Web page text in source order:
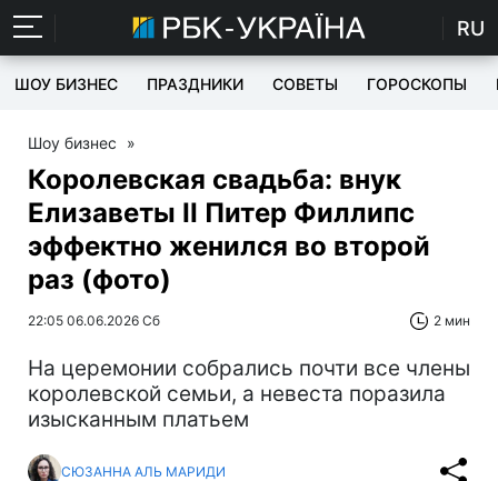
RU
ШОУ БИЗНЕС ПРАЗДНИКИ СОВЕТЫ ГОРОСКОПЫ
Шоу бизнес »
Королевская свадьба: внук
Елизаветы II Питер Филлипс
эффектно женился во второй
раз (фото)
22:05 06.06.2026 Сб 2 мин
На церемонии собрались почти все члены
королевской семьи, а невеста поразила
изысканным платьем
СЮЗАННА АЛЬ МАРИДИ